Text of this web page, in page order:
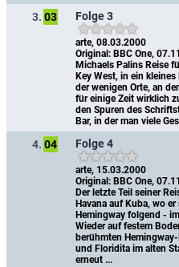
3. 03 Folge 3
arte, 08.03.2000
Original: BBC One,
Michaels Palins Reise
Key West, in ein
der wenigen Orte, an
für einige Zeit wirklich
den Spuren des
Bar, in der man viele
4. 04 Folge 4
arte, 15.03.2000
Original: BBC One,
Der letzte Teil seiner
Havana auf Kuba, wo
Hemingway folgend -
Wieder auf festem
berühmten
und Floridita im alten
erneut ...